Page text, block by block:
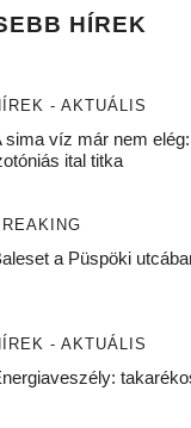
HÍREK
- AKTUÁLIS
sima víz már nem
ital titka
a Püspöki
- AKTUÁLIS